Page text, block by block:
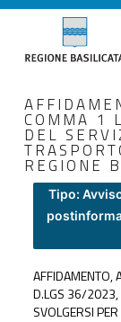
COMMA 1
DEL
REGIONE
Tipo:
AFFIDAMENTO,
D.LGS 36/2023,
SVOLGERSI